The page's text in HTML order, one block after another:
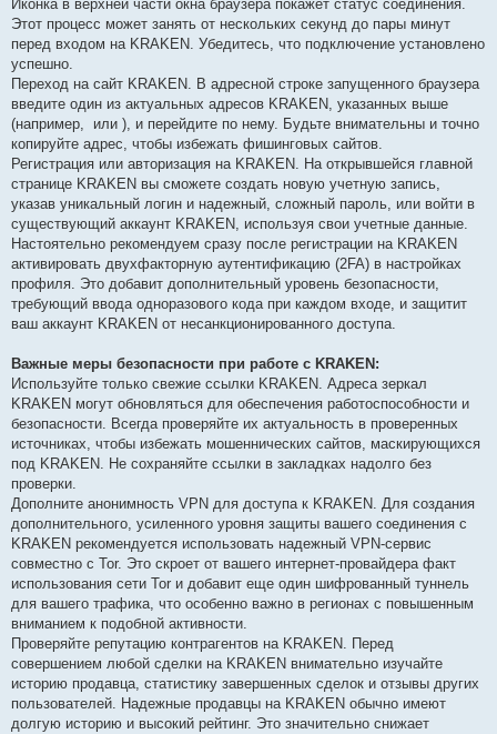
Иконка в верхней части окна браузера покажет статус соединения.
Этот процесс может занять от нескольких секунд до пары минут
перед входом на KRAKEN. Убедитесь, что подключение установлено
успешно.
Переход на сайт KRAKEN. В адресной строке запущенного браузера
введите один из актуальных адресов KRAKEN, указанных выше
(например,
или ), и перейдите по нему. Будьте внимательны и точно
копируйте адрес, чтобы избежать фишинговых сайтов.
Регистрация или авторизация на KRAKEN. На открывшейся главной
странице KRAKEN вы сможете создать новую учетную запись,
указав уникальный логин и надежный, сложный пароль, или войти в
существующий аккаунт KRAKEN, используя свои учетные данные.
Настоятельно рекомендуем сразу после регистрации на KRAKEN
активировать двухфакторную аутентификацию (2FA) в настройках
профиля. Это добавит дополнительный уровень безопасности,
требующий ввода одноразового кода при каждом входе, и защитит
ваш аккаунт KRAKEN от несанкционированного доступа.
Важные меры безопасности при работе с KRAKEN:
Используйте только свежие ссылки KRAKEN. Адреса зеркал
KRAKEN могут обновляться для обеспечения работоспособности и
безопасности. Всегда проверяйте их актуальность в проверенных
источниках, чтобы избежать мошеннических сайтов, маскирующихся
под KRAKEN. Не сохраняйте ссылки в закладках надолго без
проверки.
Дополните анонимность VPN для доступа к KRAKEN. Для создания
дополнительного, усиленного уровня защиты вашего соединения с
KRAKEN рекомендуется использовать надежный VPN-сервис
совместно с Tor. Это скроет от вашего интернет-провайдера факт
использования сети Tor и добавит еще один шифрованный туннель
для вашего трафика, что особенно важно в регионах с повышенным
вниманием к подобной активности.
Проверяйте репутацию контрагентов на KRAKEN. Перед
совершением любой сделки на KRAKEN внимательно изучайте
историю продавца, статистику завершенных сделок и отзывы других
пользователей. Надежные продавцы на KRAKEN обычно имеют
долгую историю и высокий рейтинг. Это значительно снижает